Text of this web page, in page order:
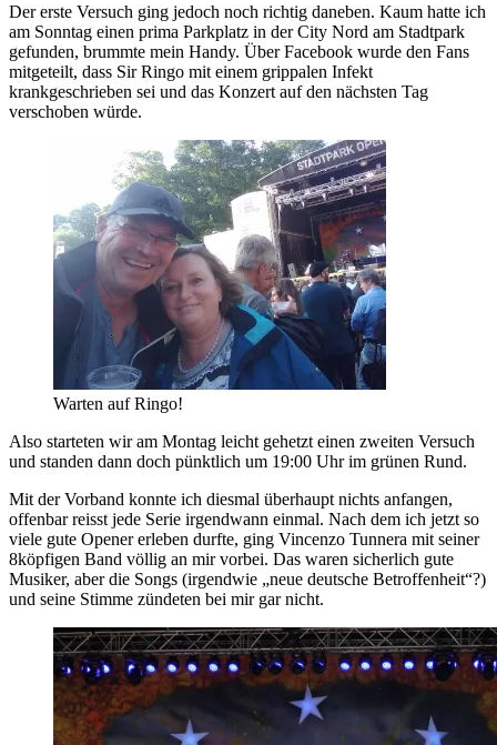
Der erste Versuch ging jedoch noch richtig daneben. Kaum hatte ich
am Sonntag einen prima Parkplatz in der City Nord am Stadtpark
gefunden, brummte mein Handy. Über Facebook wurde den Fans
mitgeteilt, dass Sir Ringo mit einem grippalen Infekt
krankgeschrieben sei und das Konzert auf den nächsten Tag
verschoben würde.
Warten auf Ringo!
Also starteten wir am Montag leicht gehetzt einen zweiten Versuch
und standen dann doch pünktlich um 19:00 Uhr im grünen Rund.
Mit der Vorband konnte ich diesmal überhaupt nichts anfangen,
offenbar reisst jede Serie irgendwann einmal. Nach dem ich jetzt so
viele gute Opener erleben durfte, ging Vincenzo Tunnera mit seiner
8köpfigen Band völlig an mir vorbei. Das waren sicherlich gute
Musiker, aber die Songs (irgendwie „neue deutsche Betroffenheit“?)
und seine Stimme zündeten bei mir gar nicht.